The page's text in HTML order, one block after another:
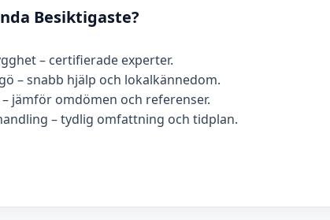
Besiktigaste?
– certifierade experter.
– snabb hjälp och lokalkännedom.
jämför omdömen och referenser.
– tydlig omfattning och tidplan.